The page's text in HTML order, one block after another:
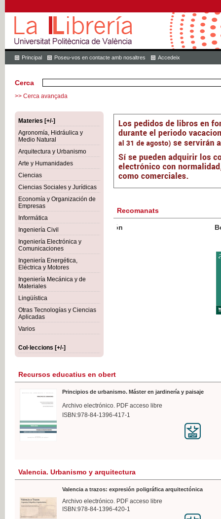
Principal Poseu-vos en contacte amb nosaltres Accedeix
Cerca
>> Cerca avançada
Materies [+/-]
Agronomía, Hidráulica y
Medio Natural
Arquitectura y Urbanismo
Arte y Humanidades
Ciencias
Ciencias Sociales y Jurídicas
Economía y Organización de
Empresas
Informática
Ingeniería Civil
Ingeniería Electrónica y
Comunicaciones
Ingeniería Energética,
Eléctrica y Motores
Ingeniería Mecánica y de
Materiales
Lingüística
Otras Tecnologías y Ciencias
Aplicadas
Varios
Col·leccions [+/-]
Recomanats
Botánica Agroalimentaria
Recursos educatius en obert
Principios de urbanismo. Máster en jardinería y paisaje
Archivo electrónico. PDF acceso libre
ISBN:978-84-1396-417-1
Valencia. Urbanismo y arquitectura
Valencia a trazos: expresión poligráfica arquitectónica
Archivo electrónico. PDF acceso libre
ISBN:978-84-1396-420-1